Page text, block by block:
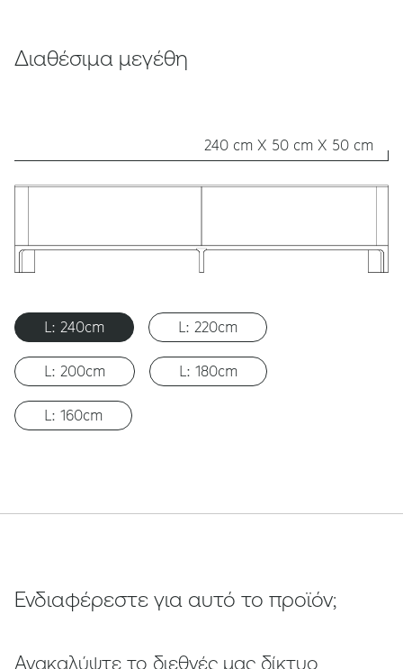
Διαθέσιμα μεγέθη
240 cm X 50 cm X 50 cm
L: 240cm L: 220cm
L: 200cm L: 180cm
L: 160cm
Ενδιαφέρεστε για αυτό το προϊόν;
Ανακαλύψτε το διεθνές μας δίκτυο